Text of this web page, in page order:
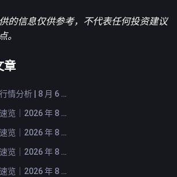
的信息仅供参考，不代表任何投资建议
。
章
FameEX 加密货币行情分析 | 8 月 6 日, 2026
FameEX 今日新闻速览｜2026 年 8 月 6 日
FameEX 今日新闻速览｜2026 年 8 月 5 日
FameEX 今日新闻速览｜2026 年 8 月 4 日
FameEX 今日新闻速览｜2026 年 8 月 3 日